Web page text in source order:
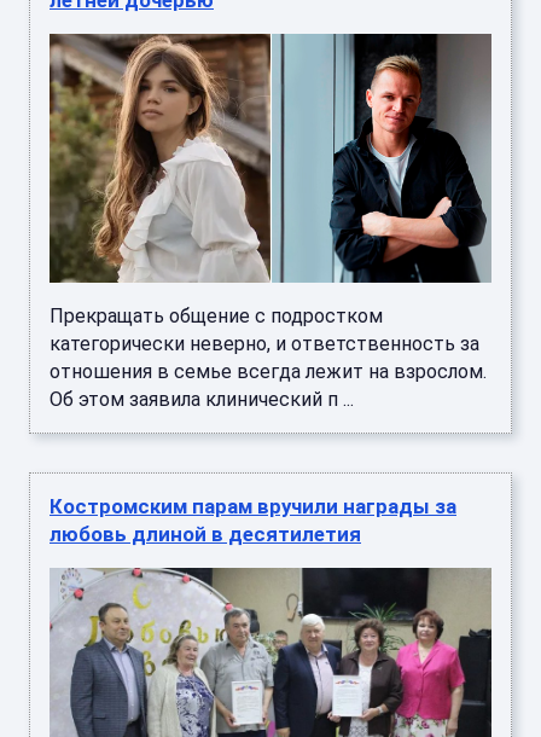
Прекращать общение с подростком
категорически неверно, и ответственность за
отношения в семье всегда лежит на взрослом.
Об этом заявила клинический п ...
Костромским парам вручили награды за
любовь длиной в десятилетия